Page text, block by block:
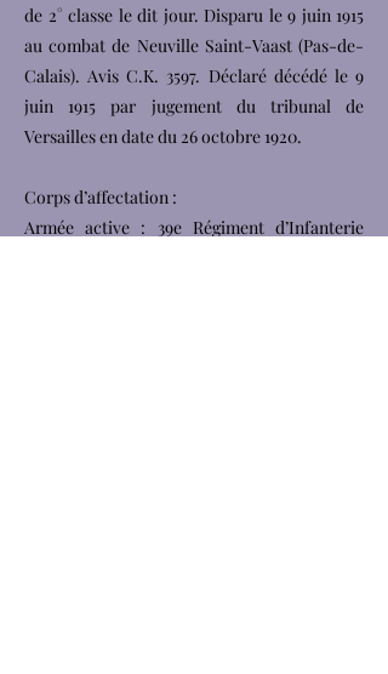
de 2° classe le dit jour. Disparu le 9 juin 1915
au combat de Neuville Saint-Vaast (Pas-de-
Calais). Avis C.K. 3597. Déclaré décédé le 9
juin 1915 par jugement du tribunal de
Versailles en date du 26 octobre 1920.
Corps d’affectation :
Armée active : 39e Régiment d’Infanterie